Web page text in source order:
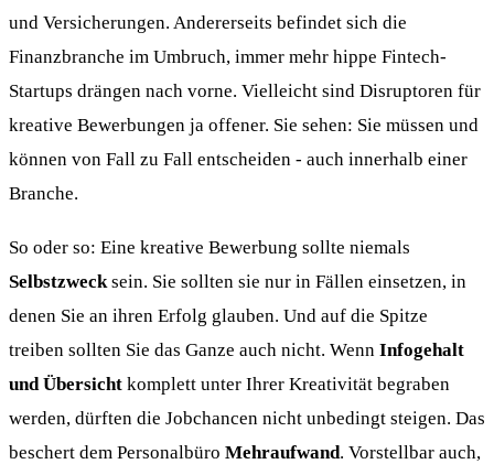
und Versicherungen. Andererseits befindet sich die
Finanzbranche im Umbruch, immer mehr hippe Fintech-
Startups drängen nach vorne. Vielleicht sind Disruptoren für
kreative Bewerbungen ja offener. Sie sehen: Sie müssen und
können von Fall zu Fall entscheiden - auch innerhalb einer
Branche.
So oder so: Eine kreative Bewerbung sollte niemals
Selbstzwecksein. Sie sollten sie nur in Fällen einsetzen, in
denen Sie an ihren Erfolg glauben. Und auf die Spitze
treiben sollten Sie das Ganze auch nicht. Wenn Infogehalt
und Übersicht komplett unter Ihrer Kreativität begraben
werden, dürften die Jobchancen nicht unbedingt steigen. Das
beschert dem Personalbüro Mehraufwand. Vorstellbar auch,